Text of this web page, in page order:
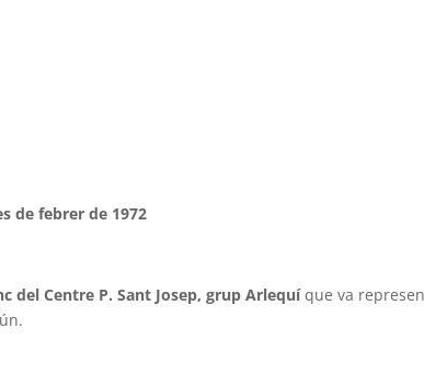
de febrer de 1972
del Centre P. Sant Josep, grup Arlequíque va